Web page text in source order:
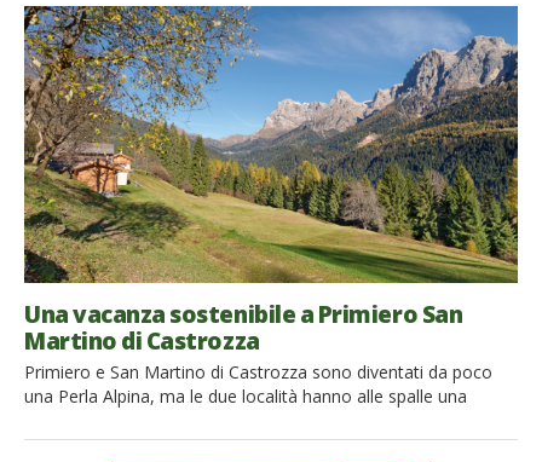
Vanoi! Scegliere la bici, mountain bike o e-bike in vacanza, non
è solo il modo perfetto per vivere in modo ecologico, ma offre
[…]
Una vacanza sostenibile a Primiero San
Martino di Castrozza
Primiero e San Martino di Castrozza sono diventati da poco
una Perla Alpina, ma le due località hanno alle spalle una
del turismo lento. Rinomate destinazioni sia per vacanze estive